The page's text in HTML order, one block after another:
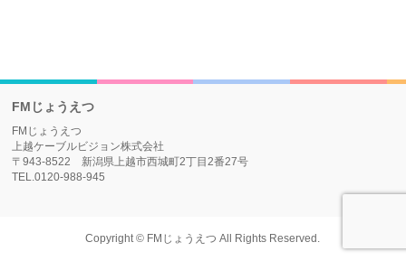
FMじょうえつ
FMじょうえつ
上越ケーブルビジョン株式会社
〒943-8522 新潟県上越市西城町2丁目2番27号
TEL.0120-988-945
Copyright © FMじょうえつ All Rights Reserved.